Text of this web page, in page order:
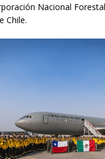
Nacional
Chile.